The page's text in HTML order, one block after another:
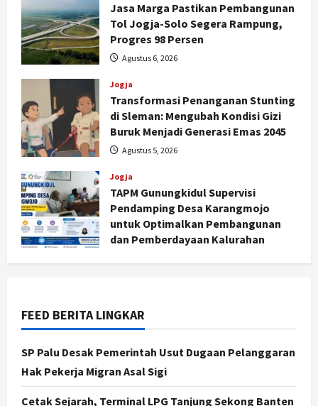
Jasa Marga Pastikan Pembangunan
Tol Jogja-Solo Segera Rampung,
Progres 98 Persen
Agustus 6, 2026
Jogja
Transformasi Penanganan Stunting
di Sleman: Mengubah Kondisi Gizi
Buruk Menjadi Generasi Emas 2045
Agustus 5, 2026
Jogja
TAPM Gunungkidul Supervisi
Pendamping Desa Karangmojo
untuk Optimalkan Pembangunan
dan Pemberdayaan Kalurahan
FEED BERITA LINGKAR
SP Palu Desak Pemerintah Usut Dugaan Pelanggaran
Hak Pekerja Migran Asal Sigi
Cetak Sejarah, Terminal LPG Tanjung Sekong Banten
Jogja
Peringatan HUT ke-270 Kota
Yogyakarta Digelar 2 Bulan, Fokus
pada UMKM dan Wisata
Agustus 7, 2026
3
Gunungkidul Gelar Open Sepatu
Agustus 7, 2026
Cagar Budaya RSUD Soewondo Jadi